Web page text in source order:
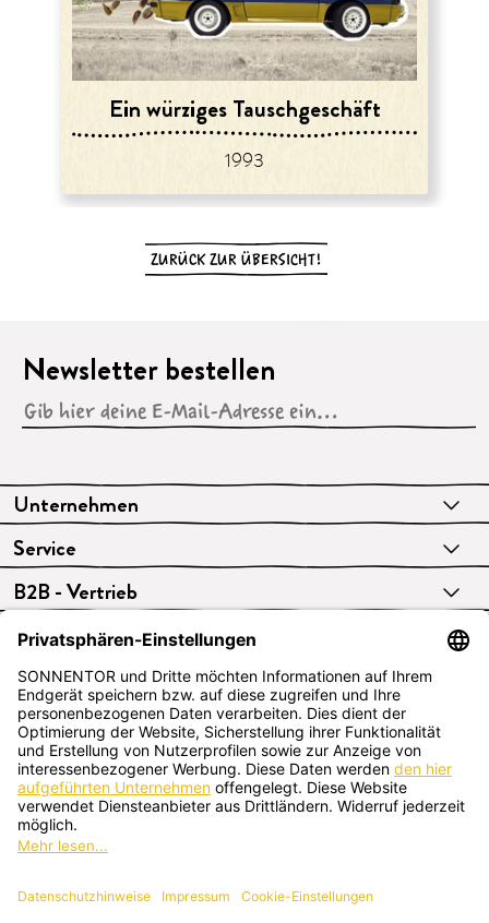
Ein würziges Tauschgeschäft
1993
ZURÜCK ZUR ÜBERSICHT!
Unternehmen
Service
B2B - Vertrieb
Newsletter bestellen
Deutsch
SONNENTOR Kräuterhandels GMBH
Sprögnitz 10, 3913 Sprögnitz, Österreich